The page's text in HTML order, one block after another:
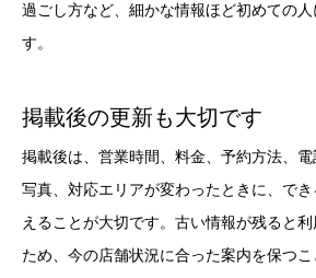
過ごし方など、細かな情報ほど初めての
す。
掲載後の更新も大切です
掲載後は、営業時間、料金、予約方法、電
写真、対応エリアが変わったときに、で
えることが大切です。古い情報が残ると
ため、今の店舗状況に合った案内を保つこ